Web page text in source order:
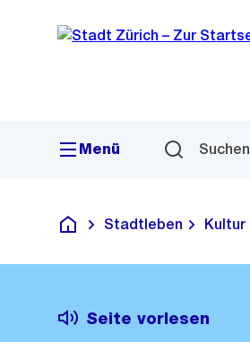
Navigation
Sprunglink
Menü Suchen
Deutsch
Stadtleben Kultur
Seite vorlesen